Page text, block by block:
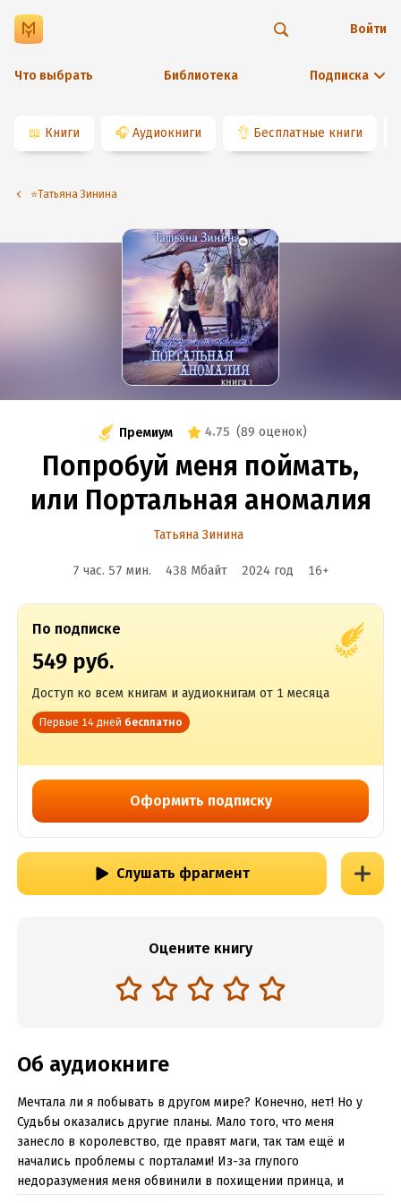
Что выбрать Библиотека Подписка
Войти
📖 Книги 🎧 Аудиокниги 👌 Бесплатные книги
⭐️Татьяна Зинина
Премиум 4.75 (89 оценок)
Попробуй меня поймать,
или Портальная аномалия
Татьяна Зинина
7 час. 57 мин. 438 Мбайт 2024 год 16+
По подписке
549 руб.
Доступ ко всем книгам и аудиокнигам от 1 месяца
Первые 14 дней бесплатно
Оформить подписку
Слушать фрагмент
Оцените книгу
Об аудиокниге
Мечтала ли я побывать в другом мире? Конечно, нет! Но у
Судьбы оказались другие планы. Мало того, что меня
занесло в королевство, где правят маги, так там ещё и
начались проблемы с порталами! Из-за глупого
недоразумения меня обвинили в похищении принца, и